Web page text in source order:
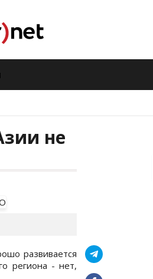
не
развивается
региона - нет,